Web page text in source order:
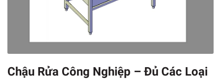
Chậu Rửa Công Nghiệp – Đủ Các Loại